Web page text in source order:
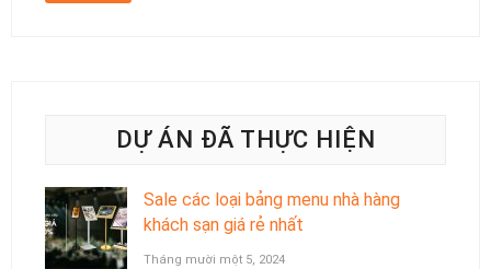
DỰ ÁN ĐÃ THỰC HIỆN
Sale các loại bảng menu nhà hàng
khách sạn giá rẻ nhất
Tháng mười một 5, 2024